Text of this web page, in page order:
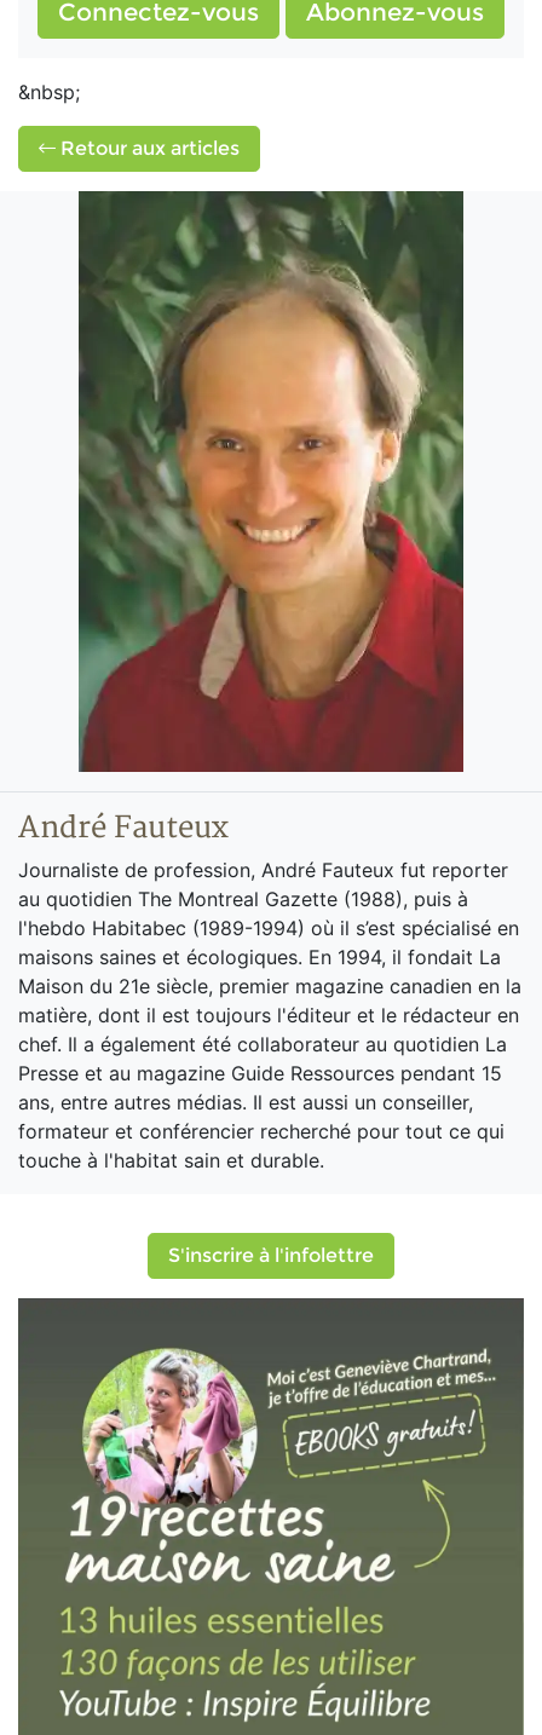
Connectez-vous Abonnez-vous
&nbsp;
Retour aux articles
André Fauteux
Journaliste de profession, André Fauteux fut reporter
au quotidien The Montreal Gazette (1988), puis à
l'hebdo Habitabec (1989-1994) où il s’est spécialisé en
maisons saines et écologiques. En 1994, il fondait La
Maison du 21e siècle, premier magazine canadien en la
matière, dont il est toujours l'éditeur et le rédacteur en
chef. Il a également été collaborateur au quotidien La
Presse et au magazine Guide Ressources pendant 15
ans, entre autres médias. Il est aussi un conseiller,
formateur et conférencier recherché pour tout ce qui
touche à l'habitat sain et durable.
S'inscrire à l'infolettre